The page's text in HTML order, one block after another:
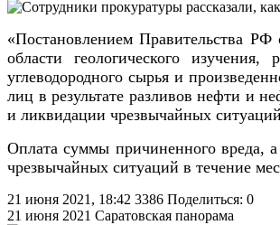
«ПостановлениемПравительства РФ
области геологического
углеводородного сырья и
лиц в результате разливов нефти и
и ликвидации чрезвычайных
Оплата суммы причиненного вреда,
чрезвычайных ситуаций в течение
21 июня 2021, 18:42 3386 Поделиться: 0
21 июня 2021 Саратовская панорама